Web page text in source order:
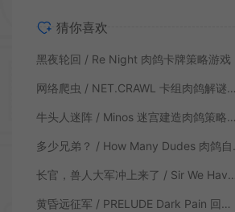
猜你喜欢
黑夜轮回 / Re Night 肉鸽卡牌策略游戏
网络爬虫 / NET.CRAWL 卡组肉鸽解谜策略游戏
牛头人迷阵 / Minos 迷宫建造肉鸽策略游戏
多少兄
长官，兽人大军冲上来了 / Sir We Have an Orc Problem 增量塔防游戏
黄昏远征军 / PRELUDE Dark Pain 回合制策略战棋游戏